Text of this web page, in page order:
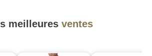
meilleures ventes